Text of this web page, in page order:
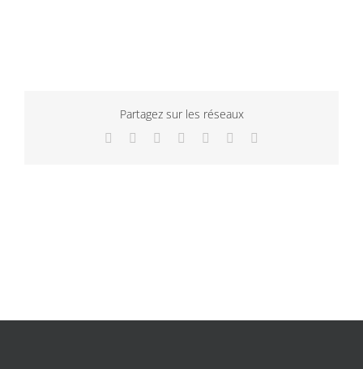
Partagez sur les réseaux
Facebook
TwitterLinkedInWhatsApp
TumblrPinterest